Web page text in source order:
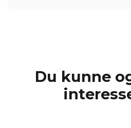
Du kunne